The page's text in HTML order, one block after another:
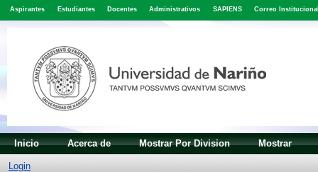
Aspirantes Estudiantes Docentes Administrativos SAPIENS Correo
Inicio Acerca de Mostrar Por Division Mostrar
Login